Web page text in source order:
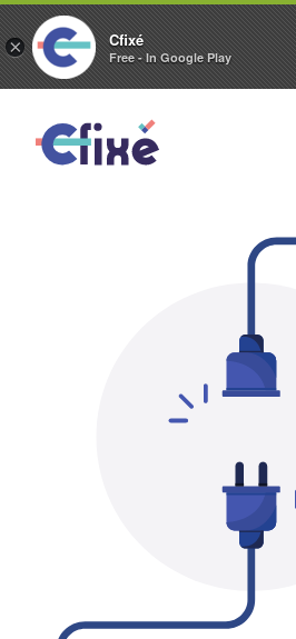
× Cfixé
Free - In Google Play